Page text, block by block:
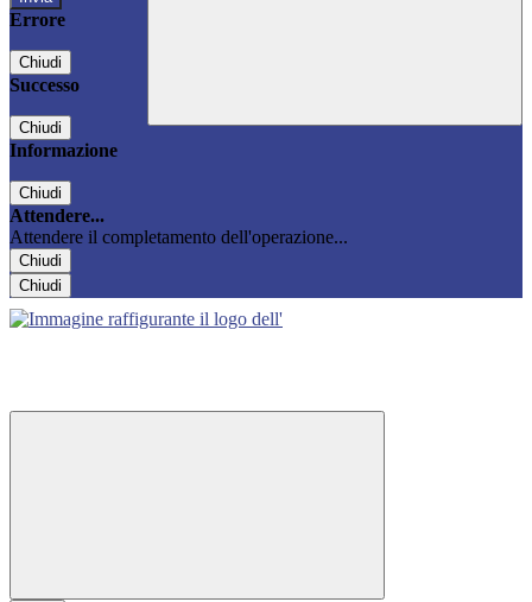
Errore
Chiudi
Successo
Chiudi
Informazione
Chiudi
Attendere...
Attendere il completamento dell'operazione...
Chiudi
Chiudi